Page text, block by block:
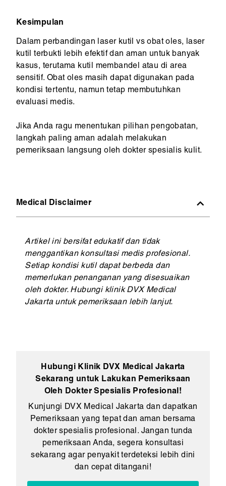
Kesimpulan
Dalam perbandingan laser kutil vs obat oles, laser
kutil terbukti lebih efektif dan aman untuk banyak
kasus, terutama kutil membandel atau di area
sensitif. Obat oles masih dapat digunakan pada
kondisi tertentu, namun tetap membutuhkan
evaluasi medis.
Jika Anda ragu menentukan pilihan pengobatan,
langkah paling aman adalah melakukan
pemeriksaan langsung oleh dokter spesialis kulit.
Medical Disclaimer
Artikel ini bersifat edukatif dan tidak
menggantikan konsultasi medis profesional.
Setiap kondisi kutil dapat berbeda dan
memerlukan penanganan yang disesuaikan
oleh dokter. Hubungi klinik DVX Medical
Jakarta untuk pemeriksaan lebih lanjut.
Hubungi Klinik DVX Medical Jakarta
Sekarang untuk Lakukan Pemeriksaan
Oleh Dokter Spesialis Profesional!
Kunjungi DVX Medical Jakarta dan dapatkan
Pemeriksaan yang tepat dan aman bersama
dokter spesialis profesional. Jangan tunda
pemeriksaan Anda, segera konsultasi
sekarang agar penyakit terdeteksi lebih dini
dan cepat ditangani!